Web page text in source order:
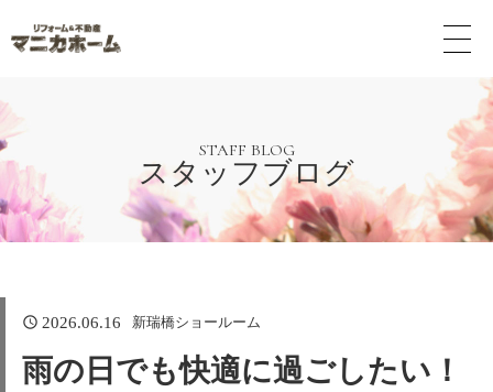
メ
ボ
タ
ン
STAFF BLOG
スタッフブログ
2026.06.16 新瑞橋ショールーム
雨の日でも快適に過ごしたい！